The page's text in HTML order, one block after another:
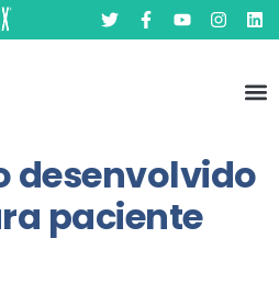
desenvolvido
paciente